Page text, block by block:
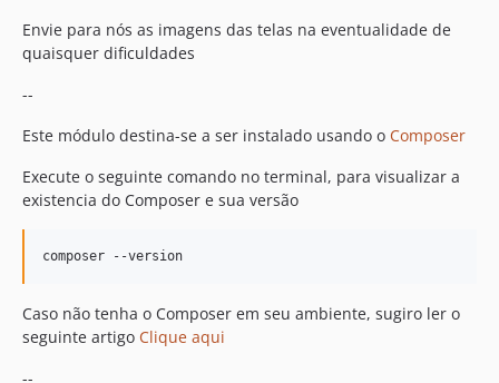
Envie para nós as imagens das telas na eventualidade de
quaisquer dificuldades
--
Este módulo destina-se a ser instalado usando o Composer
Execute o seguinte comando no terminal, para visualizar a
existencia do Composer e sua versão
Caso não tenha o Composer em seu ambiente, sugiro ler o
seguinte artigo Clique aqui
--